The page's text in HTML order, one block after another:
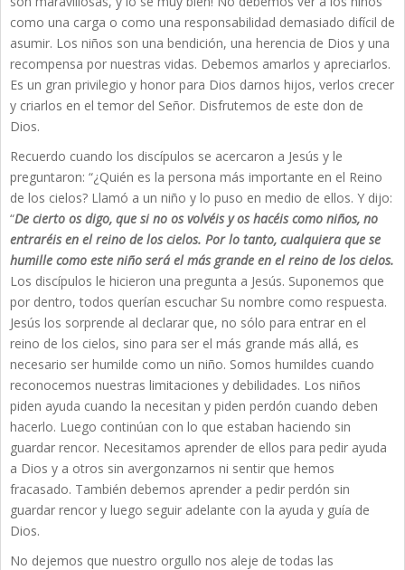
como una carga o como una responsabilidad demasiado difícil de
asumir. Los niños son una bendición, una herencia de Dios y una
recompensa por nuestras vidas. Debemos amarlos y apreciarlos.
Es un gran privilegio y honor para Dios darnos hijos, verlos crecer
y criarlos en el temor del Señor. Disfrutemos de este don de
Dios.
Recuerdo cuando los discípulos se acercaron a Jesús y le
preguntaron: “¿Quién es la persona más importante en el Reino
de los cielos? Llamó a un niño y lo puso en medio de ellos. Y dijo:
“De cierto os digo, que si no os volvéis y os hacéis como niños, no
entraréis en el reino de los cielos. Por lo tanto, cualquiera que se
humille como este niño será el más grande en el reino de los cielos.
Los discípulos le hicieron una pregunta a Jesús. Suponemos que
por dentro, todos querían escuchar Su nombre como respuesta.
Jesús los sorprende al declarar que, no sólo para entrar en el
reino de los cielos, sino para ser el más grande más allá, es
necesario ser humilde como un niño. Somos humildes cuando
reconocemos nuestras limitaciones y debilidades. Los niños
piden ayuda cuando la necesitan y piden perdón cuando deben
hacerlo. Luego continúan con lo que estaban haciendo sin
guardar rencor. Necesitamos aprender de ellos para pedir ayuda
a Dios y a otros sin avergonzarnos ni sentir que hemos
fracasado. También debemos aprender a pedir perdón sin
guardar rencor y luego seguir adelante con la ayuda y guía de
Dios.
No dejemos que nuestro orgullo nos aleje de todas las